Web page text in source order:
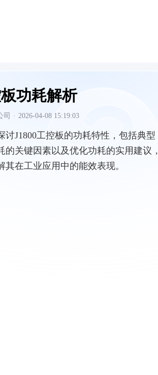
功耗解析
司 · 2026-04-08 15:19:03
讨J1800工控板的功耗特性，包括典型
的关键因素以及优化功耗的实用建议，
其在工业应用中的能效表现。